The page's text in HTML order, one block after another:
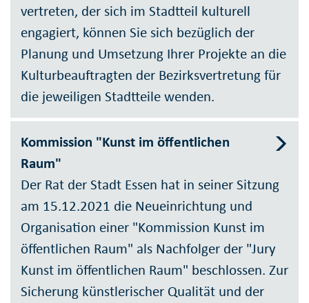
vertreten, der sich im Stadtteil kulturell
engagiert, können Sie sich bezüglich der
Planung und Umsetzung Ihrer Projekte an die
Kulturbeauftragten der Bezirksvertretung für
die jeweiligen Stadtteile wenden.
Kommission "Kunst im öffentlichen
Raum"
Der Rat der Stadt Essen hat in seiner Sitzung
am 15.12.2021 die Neueinrichtung und
Organisation einer "Kommission Kunst im
öffentlichen Raum" als Nachfolger der "Jury
Kunst im öffentlichen Raum" beschlossen. Zur
Sicherung künstlerischer Qualität und der